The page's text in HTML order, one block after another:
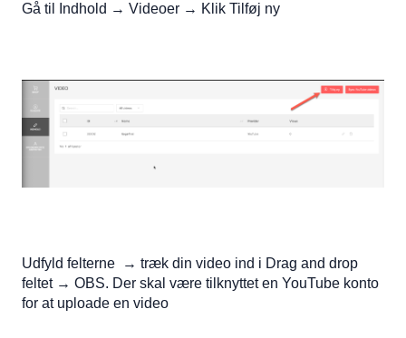
Gå til Indhold → Videoer → Klik Tilføj ny
Udfyld felterne → træk din video ind i Drag and drop
feltet → OBS. Der skal være tilknyttet en YouTube konto
for at uploade en video